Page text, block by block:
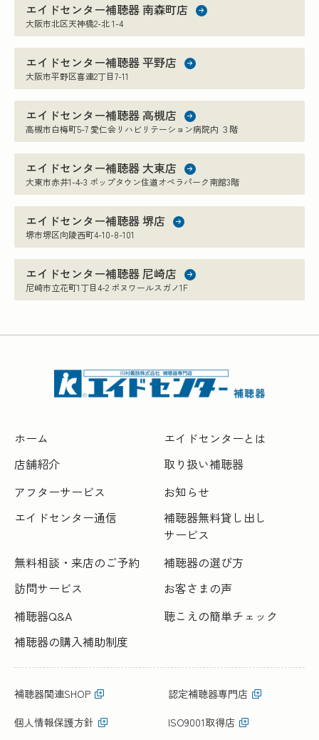
エイドセンター補聴器 南森町店
大阪市北区天神橋2-北 1-4
エイドセンター補聴器 平野店
大阪市平野区喜連2丁目7-11
エイドセンター補聴器 高槻店
高槻市白梅町5-7 愛仁会リハビリテーション病院内 ３階
エイドセンター補聴器 大東店
大東市赤井1-4-3 ポップタウン住道オペラパーク南館3階
エイドセンター補聴器 堺店
堺市堺区向陵西町4-10-8-101
エイドセンター補聴器 尼崎店
尼崎市立花町1丁目4-2 ボヌワールスガノ1F
ホーム
エイドセンターとは
店舗紹介
取り扱い補聴器
アフターサービス
お知らせ
エイドセンター通信
補聴器無料貸し出し
サービス
無料相談・来店のご予約
補聴器の選び方
訪問サービス
お客さまの声
補聴器Q&A
聴こえの簡単チェック
補聴器の購入補助制度
補聴器関連SHOP
認定補聴器専門店
個人情報保護方針
ISO9001取得店